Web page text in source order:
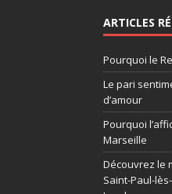
ARTICLES
Pourquoi le
Le pari
d’amour
Pourquoi
Marseille
Découvrez le
Saint-Paul-